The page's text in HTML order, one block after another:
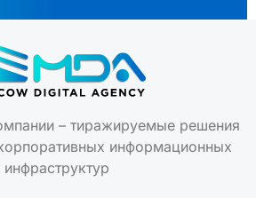
– тиражируемые решения
информационных
инфраструктур